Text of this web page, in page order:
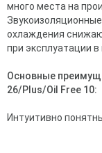
много места на
охлаждения
при эксплуатации
Основные
26/Plus/Oil Free 10:
Интуитивно